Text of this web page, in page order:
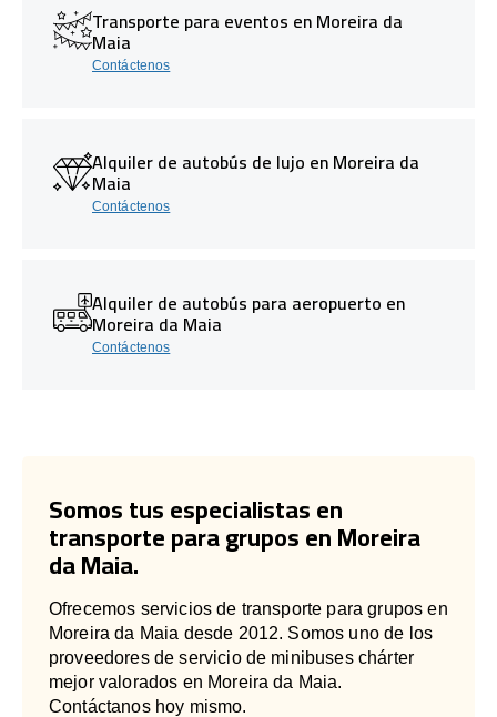
Transporte para eventos en Moreira da
Maia
Contáctenos
Alquiler de autobús de lujo en Moreira da
Maia
Contáctenos
Alquiler de autobús para aeropuerto en
Moreira da Maia
Contáctenos
Somos tus especialistas en
transporte para grupos en Moreira
da Maia.
Ofrecemos servicios de transporte para grupos en
Moreira da Maia desde 2012. Somos uno de los
proveedores de servicio de minibuses chárter
mejor valorados en Moreira da Maia.
Contáctanos hoy mismo.